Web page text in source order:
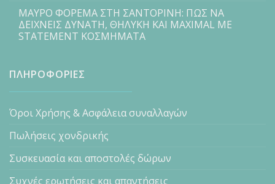
ΜΑΥΡΟ ΦΟΡΕΜΑ ΣΤΗ ΣΑΝΤΟΡΙΝΗ: ΠΩΣ ΝΑ
ΔΕΙΧΝΕΙΣ ΔΥΝΑΤΗ, ΘΗΛΥΚΗ ΚΑΙ MAXIMAL ΜΕ
STATEMENT ΚΟΣΜΗΜΑΤΑ
ΠΛΗΡΟΦΟΡΙΕΣ
Όροι Χρήσης & Ασφάλεια συναλλαγών
Πωλήσεις χονδρικής
Συσκευασία και αποστολές δώρων
Συχνές ερωτήσεις και απαντήσεις